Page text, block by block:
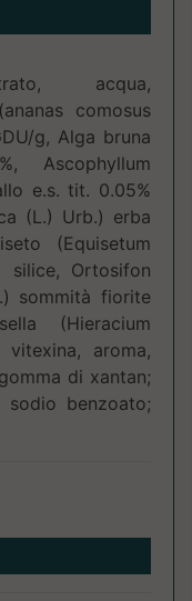
acqua,
comosus
g, Alga bruna
Ascophyllum
e.s. tit. 0.05%
(L.) Urb.) erba
(Equisetum
Ortosifon
sommità fiorite
(Hieracium
aroma,
di xantan;
sodio benzoato;